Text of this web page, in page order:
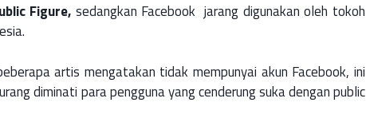
Figure, sedangkan Facebook jarang digunakan oleh tokoh
artis mengatakan tidak mempunyai akun Facebook, ini
diminati para pengguna yang cenderung suka dengan public